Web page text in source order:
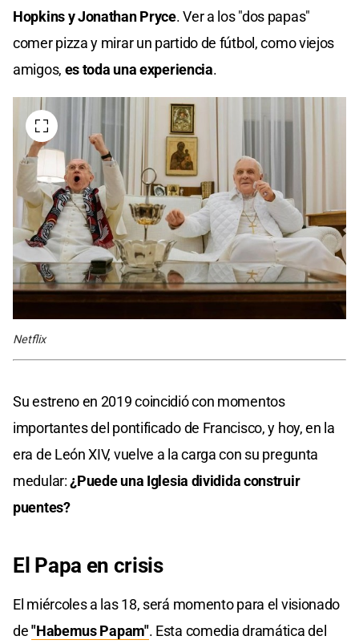
Hopkins y Jonathan Pryce. Ver a los "dos papas"
comer pizza y mirar un partido de fútbol, como viejos
amigos, es toda una experiencia.
Netflix
Su estreno en 2019 coincidió con momentos
importantes del pontificado de Francisco, y hoy, en la
era de León XIV, vuelve a la carga con su pregunta
medular:¿Puede una Iglesia dividida construir
puentes?
El Papa en crisis
El miércoles a las 18, será momento para el visionado
de"Habemus Papam". Esta comedia dramática del